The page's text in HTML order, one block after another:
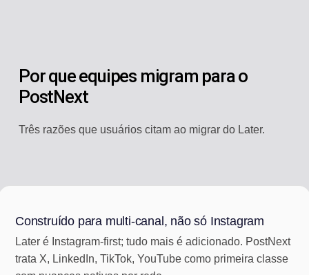
Por que equipes migram para o
PostNext
Três razões que usuários citam ao migrar do Later.
Construído para multi-canal, não só Instagram
Later é Instagram-first; tudo mais é adicionado. PostNext
trata X, LinkedIn, TikTok, YouTube como primeira classe